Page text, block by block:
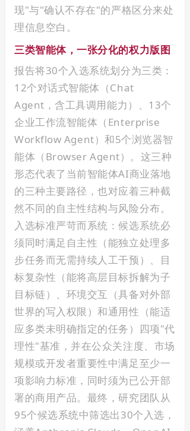
现"与"确认不存在"的严格区分来处
理信息空白。
三类智能体，一张分化的权力版图
报告将30个入选系统划分为三类：
12个对话式智能体（Chat
Agent，含工具调用能力）、13个
企业工作流智能体（Enterprise
Workflow Agent）和5个浏览器智
能体（Browser Agent）。这三种
形态代表了当前智能体AI商业落地
的三种主要路径，也对应着三种截
然不同的自主性结构与风险分布。
入选标准严苛而系统：候选系统必
须同时满足自主性（能独立处理多
步任务而无需持续人工干预）、目
标复杂性（能将高层目标拆解为子
目标链）、环境交互（具备对外部
世界的写入权限）和通用性（能适
应多类未明确指定的任务）四项"代
理性"基准，并在公众关注度、市场
规模或开发者重要性中满足至少一
项影响力标准，同时须为已公开部
署的商用产品。最终，研究团队从
95个候选系统中筛选出30个入选，